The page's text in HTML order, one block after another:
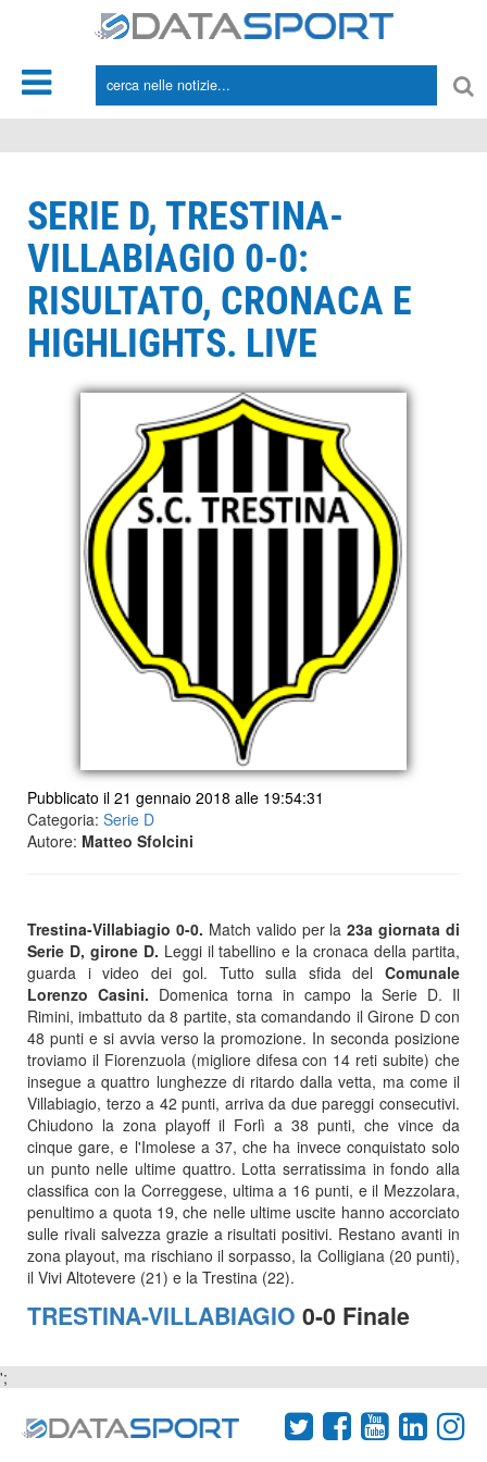
SERIE D, TRESTINA-
VILLABIAGIO 0-0:
RISULTATO, CRONACA E
HIGHLIGHTS. LIVE
Pubblicato il 21 gennaio 2018 alle 19:54:31
Categoria: Serie D
Autore: Matteo Sfolcini
Trestina-Villabiagio 0-0. Match valido per la 23a giornata di
Serie D, girone D. Leggi il tabellino e la cronaca della partita,
guarda i video dei gol. Tutto sulla sfida del Comunale
Lorenzo Casini. Domenica torna in campo la Serie D. Il
Rimini, imbattuto da 8 partite, sta comandando il Girone D con
48 punti e si avvia verso la promozione. In seconda posizione
troviamo il Fiorenzuola (migliore difesa con 14 reti subite) che
insegue a quattro lunghezze di ritardo dalla vetta, ma come il
Villabiagio, terzo a 42 punti, arriva da due pareggi consecutivi.
Chiudono la zona playoff il Forlì a 38 punti, che vince da
cinque gare, e l'Imolese a 37, che ha invece conquistato solo
un punto nelle ultime quattro. Lotta serratissima in fondo alla
classifica con la Correggese, ultima a 16 punti, e il Mezzolara,
penultimo a quota 19, che nelle ultime uscite hanno accorciato
sulle rivali salvezza grazie a risultati positivi. Restano avanti in
zona playout, ma rischiano il sorpasso, la Colligiana (20 punti),
il Vivi Altotevere (21) e la Trestina (22).
TRESTINA-VILLABIAGIO 0-0 Finale
';